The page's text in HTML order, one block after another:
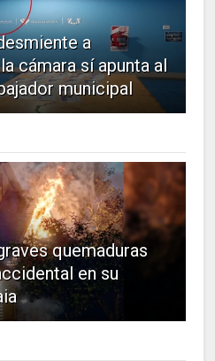
a
cámara sí apunta al
municipal
quemaduras
en su